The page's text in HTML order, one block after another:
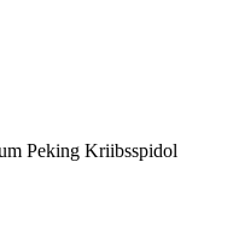
Peking Kriibsspidol